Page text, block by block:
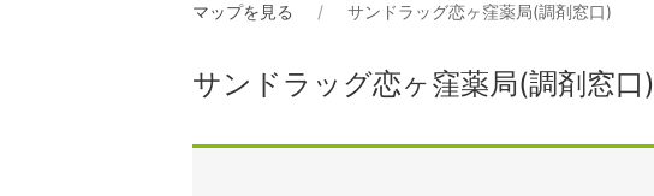
マップを見る サンドラッグ恋ヶ窪薬局(調剤窓口)
サンドラッグ恋ヶ窪薬局(調剤窓口)